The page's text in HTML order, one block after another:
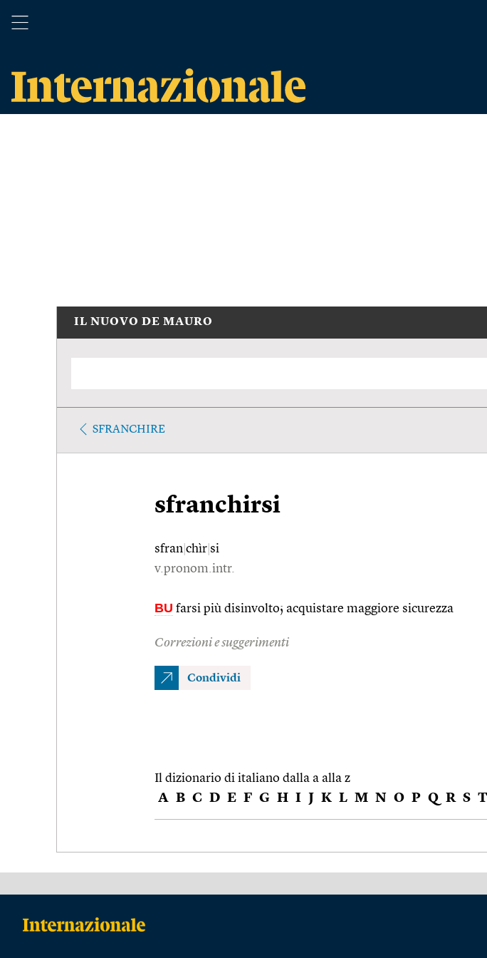
IL NUOVO DE MAURO
SFRANCHIRE
sfranchirsi
sfran chìr si
v.pronom.intr.
BU farsi più disinvolto; acquistare maggiore sicurezza
Correzioni e suggerimenti
Condividi
Il dizionario di italiano dalla a alla z
A B C D E F G H I J K L M N O P Q R S T